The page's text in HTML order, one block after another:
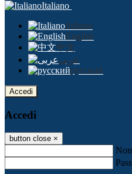
Italiano
Italiano
English
中文
عربى
русский
Accedi
Accedi
button close ×